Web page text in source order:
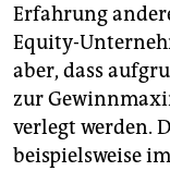
Erfahrung
Equity-
aber, dass
zur
verlegt werden.
beispielsweise